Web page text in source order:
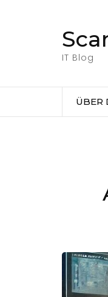
(EingabetasteIT Blog
ÜBER